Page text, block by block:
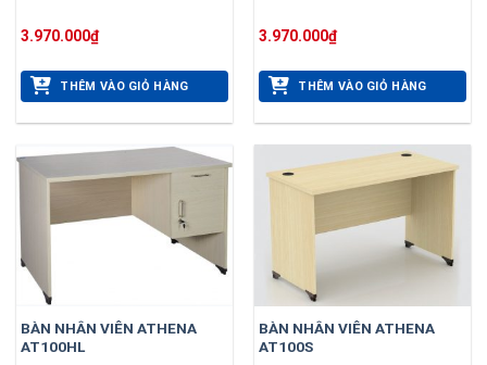
3.970.000₫
THÊM VÀO GIỎ HÀNG
3.970.000₫
THÊM VÀO GIỎ HÀNG
BÀN NHÂN VIÊN ATHENA
AT100HL
BÀN NHÂN VIÊN ATHENA
AT100S